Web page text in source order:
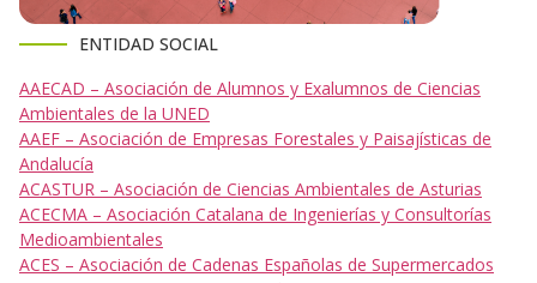
ENTIDAD SOCIAL
AAECAD – Asociación de Alumnos y Exalumnos de Ciencias
Ambientales de la UNED
AAEF – Asociación de Empresas Forestales y Paisajísticas de
Andalucía
ACASTUR – Asociación de Ciencias Ambientales de Asturias
ACECMA – Asociación Catalana de Ingenierías y Consultorías
Medioambientales
ACES – Asociación de Cadenas Españolas de Supermercados